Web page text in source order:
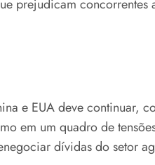
prejudicam
e EUA deve continuar,
em um quadro de
dívidas do setor